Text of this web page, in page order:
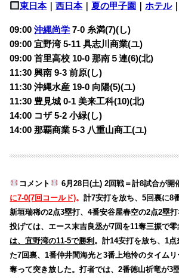
東日本｜西日本｜夏の甲子園 ｜ホテル
09:00沖縄尚学 7-0 糸満(7)(し)
09:00 宜野湾 5-11 具志川商業(ユ)
09:00 首里高校 10-0 那南５連(6)(北)
11:30 興南 9-3 前原(し)
11:30 沖縄水産 19-0 向陽(5)(ユ)
11:30 豊見城 0-1 美来工科(10)(北)
14:00 コザ 5-2 小緑(し)
14:00 那覇商業 5-3 八重山商工(ユ)
コメント 6月28日(土) 2回戦＝計8試合が開
に7-0(7回コールド)。計7安打を放ち、5回裏に8
新垣瑞稀の2点3塁打、4番安谷屋春空の2点2塁打
投げては、エース末吉良丞が7回を11奪三振で
は、宜野湾の11-5で勝利。計14安打を放ち、1
た7回裏、1番仲井間海光と3番上地怜のタイム
奪って突き放した。打者では、2番徳山祈竜が3